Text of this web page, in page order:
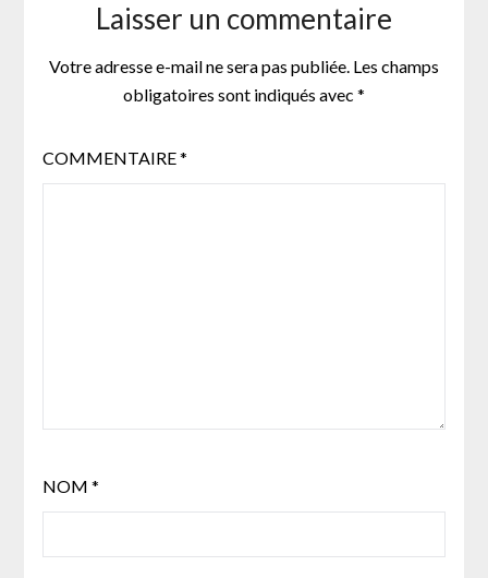
Laisser un commentaire
Votre adresse e-mail ne sera pas publiée. Les champs
obligatoires sont indiqués avec *
COMMENTAIRE*
NOM *